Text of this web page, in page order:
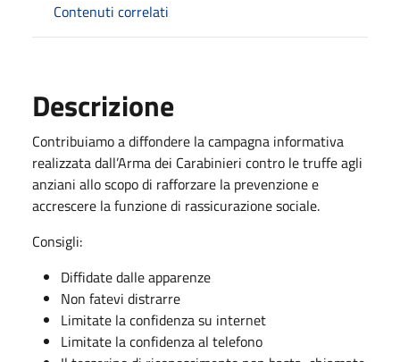
Contenuti correlati
Descrizione
Contribuiamo a diffondere la campagna informativa
realizzata dall’Arma dei Carabinieri contro le truffe agli
anziani allo scopo di rafforzare la prevenzione e
accrescere la funzione di rassicurazione sociale.
Consigli:
Diffidate dalle apparenze
Non fatevi distrarre
Limitate la confidenza su internet
Limitate la confidenza al telefono